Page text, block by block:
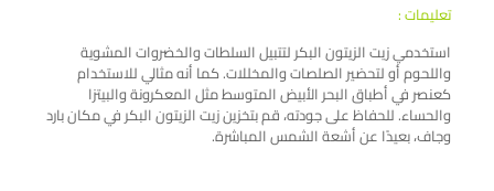
تعليمات :
استخدمي زيت الزيتون البكر لتتبيل السلطات والخضروات المشوية
واللحوم أو لتحضير الصلصات والمخللات. كما أنه مثالي للاستخدام
كعنصر في أطباق البحر الأبيض المتوسط ​​مثل المعكرونة والبيتزا
والحساء. للحفاظ على جودته، قم بتخزين زيت الزيتون البكر في مكان بارد
وجاف، بعيدًا عن أشعة الشمس المباشرة.